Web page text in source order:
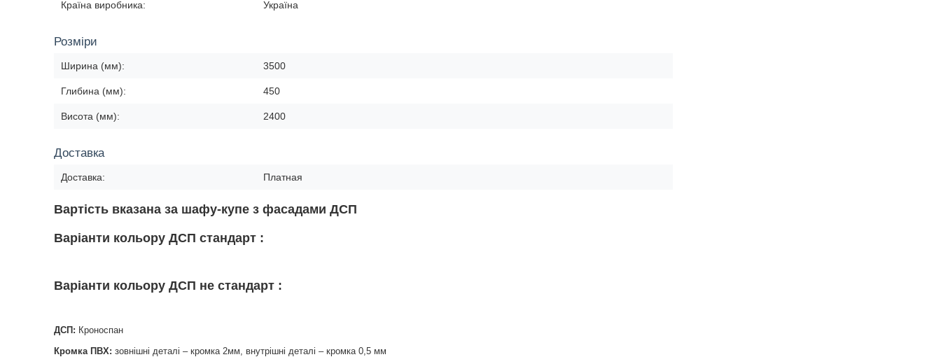
Країна виробника: Україна
Розміри
Ширина (мм): 3500
Глибина (мм): 450
Висота (мм): 2400
Доставка
Доставка: Платная
Вартість вказана за шафу-купе з фасадами ДСП
Варіанти кольору ДСП стандарт :
Варіанти кольору ДСП не стандарт :
ДСП: Кроноспан
Кромка ПВХ: зовнішні деталі – кромка 2мм, внутрішні деталі – кромка 0,5 мм